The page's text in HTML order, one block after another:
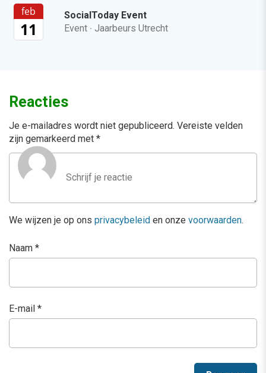
feb
11
SocialToday Event
Event · Jaarbeurs Utrecht
Reacties
Je e-mailadres wordt niet gepubliceerd. Vereiste velden
zijn gemarkeerd met *
We wijzen je op ons privacybeleid en onze voorwaarden.
Naam *
E-mail *